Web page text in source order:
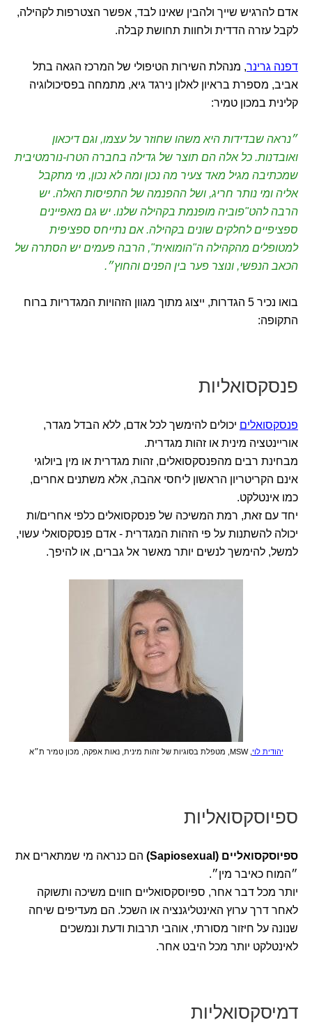
אדם להרגיש שייך ולהבין שאינו לבד, אפשר הצטרפות לקהילה,
לקבל עזרה הדדית ולחוות תחושת קבלה.
דפנה גרינר, מנהלת השירות הטיפולי של המרכז הגאה בתל
אביב, מספרת בראיון לאלון נירגד גיא, מתמחה בפסיכולוגיה
קלינית במכון טמיר:
״נראה שבדידות היא משהו שחוזר על עצמו, וגם דיכאון
ואובדנות. כל אלה הם תוצר של גדילה בחברה הטרו-נורמטיבית
שמכתיבה מגיל מאד צעיר מה נכון ומה לא נכון, מי מתקבל
אליה ומי נותר חריג, ושל ההפנמה של התפיסות האלה. יש
הרבה להט"פוביה מופנמת בקהילה שלנו. יש גם מאפיינים
ספציפיים לחלקים שונים בקהילה. אם נתייחס ספציפית
למטופלים מהקהילה ה"הומואית", הרבה פעמים יש הסתרה של
הכאב הנפשי, ונוצר פער בין הפנים והחוץ״.
בואו נכיר 5 הגדרות, ייצוג מתוך מגוון הזהויות המגדריות ברוח
התקופה:
פנסקסואליות
פנסקסואלים יכולים להימשך לכל אדם, ללא הבדל מגדר,
אוריינטציה מינית או זהות מגדרית.
מבחינת רבים מהפנסקסואלים, זהות מגדרית או מין ביולוגי
אינם הקריטריון הראשון ליחסי אהבה, אלא משתנים אחרים,
כמו אינטלקט.
יחד עם זאת, רמת המשיכה של פנסקסואלים כלפי אחרים/ות
יכולה להשתנות על פי הזהות המגדרית - אדם פנסקסואלי עשוי,
למשל, להימשך לנשים יותר מאשר אל גברים, או להיפך.
יהודית לוי , MSW, מטפלת בסוגיות של זהות מינית, נאות אפקה, מכון טמיר ת״א
ספיוסקסואליות
ספיוסקסואליים (Sapiosexual)
הם כנראה מי שמתארים את
״המוח כאיבר מין״.
יותר מכל דבר אחר, ספיוסקסואליים חווים משיכה ותשוקה
לאחר דרך ערוץ האינטליגנציה או השכל. הם מעדיפים שיחה
שנונה על חיזור מסורתי, אוהבי תרבות ודעת ונמשכים
לאינטלקט יותר מכל היבט אחר.
דמיסקסואליות